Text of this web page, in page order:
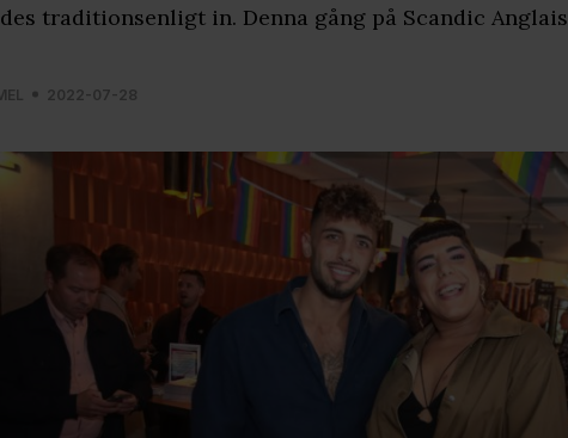
traditionsenligt in. Denna gång på Scandic Anglais
2022-07-28